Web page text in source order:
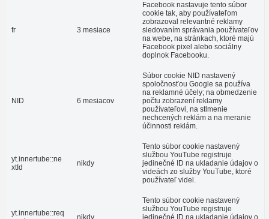
fr 3 mesiace
Facebook nastavuje tento súbor
cookie tak, aby používateľom
zobrazoval relevantné reklamy
sledovaním správania používateľov
na webe, na stránkach, ktoré majú
Facebook pixel alebo sociálny
doplnok Facebooku.
NID 6 mesiacov
Súbor cookie NID nastavený
spoločnosťou Google sa používa
na reklamné účely; na obmedzenie
počtu zobrazení reklamy
používateľovi, na stlmenie
nechcených reklám a na meranie
účinnosti reklám.
yt.innertube::ne
xtId
nikdy
Tento súbor cookie nastavený
službou YouTube registruje
jedinečné ID na ukladanie údajov o
videách zo služby YouTube, ktoré
používateľ videl.
yt.innertube::req
Tento súbor cookie nastavený
službou YouTube registruje